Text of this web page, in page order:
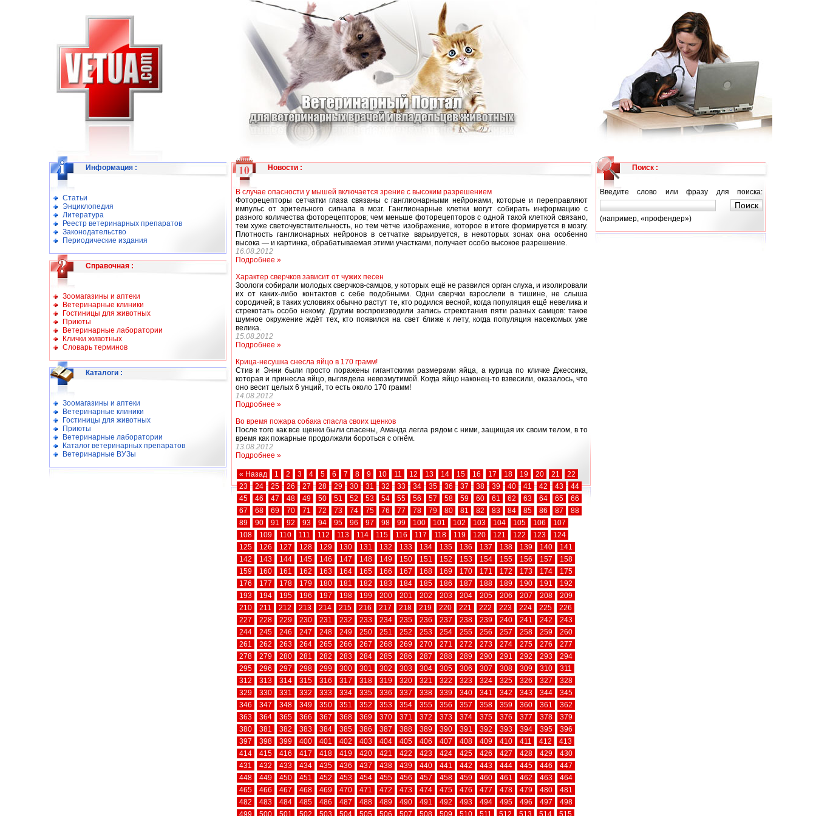
Информация :
Статьи
Энциклопедия
Литература
Реестр ветеринарных препаратов
Законодательство
Периодические издания
Справочная :
Зоомагазины и аптеки
Ветеринарные клиники
Гостиницы для животных
Приюты
Ветеринарные лаборатории
Клички животных
Словарь терминов
Каталоги :
Зоомагазины и аптеки
Ветеринарные клиники
Гостиницы для животных
Приюты
Ветеринарные лаборатории
Каталог ветеринарных препаратов
Ветеринарные ВУЗы
Новости :
В случае опасности у мышей включается зрение с высоким разрешением
Фоторецепторы сетчатки глаза связаны с ганглионарными нейронами, которые и переправляют
импульс от зрительного сигнала в мозг. Ганглионарные клетки могут собирать информацию с
разного количества фоторецепторов; чем меньше фоторецепторов с одной такой клеткой связано,
тем хуже светочувствительность, но тем чётче изображение, которое в итоге формируется в мозгу.
Плотность ганглионарных нейронов в сетчатке варьируется, в некоторых зонах она особенно
высока — и картинка, обрабатываемая этими участками, получает особо высокое разрешение.
16.08.2012
Подробнее »
Характер сверчков зависит от чужих песен
Зоологи собирали молодых сверчков-самцов, у которых ещё не развился орган слуха, и изолировали
их от каких-либо контактов с себе подобными. Одни сверчки взрослели в тишине, не слыша
сородичей; в таких условиях обычно растут те, кто родился весной, когда популяция ещё невелика и
стрекотать особо некому. Другим воспроизводили запись стрекотания пяти разных самцов: такое
шумное окружение ждёт тех, кто появился на свет ближе к лету, когда популяция насекомых уже
велика.
15.08.2012
Подробнее »
Крица-несушка снесла яйцо в 170 грамм!
Стив и Энни были просто поражены гигантскими размерами яйца, а курица по кличке Джессика,
которая и принесла яйцо, выглядела невозмутимой. Когда яйцо наконец-то взвесили, оказалось, что
оно весит целых 6 унций, то есть около 170 грамм!
14.08.2012
Подробнее »
Во время пожара собака спасла своих щенков
После того как все щенки были спасены, Аманда легла рядом с ними, защищая их своим телом, в то
время как пожарные продолжали бороться с огнём.
13.08.2012
Подробнее »
« Назад 1 2 3 4 5 6 7 8 9 10 11 12 13 14 15 16 17 18 19 20 21
22
23
24 25 26 27 28 29 30 31 32 33 34 35 36 37 38 39 40 41 42 43
44
45
46 47 48 49 50 51 52 53 54 55 56 57 58 59 60 61 62 63 64 65
66
67
68 69 70 71 72 73 74 75 76 77 78 79 80 81 82 83 84 85 86 87
88
89
90 91 92 93 94 95 96 97 98 99 100 101 102 103 104 105 106
107
108
109 110 111 112 113 114 115 116 117 118 119 120 121 122 123
124
125
126 127 128 129 130 131 132 133 134 135 136 137 138 139 140
141
142
143 144 145 146 147 148 149 150 151 152 153 154 155 156 157
158
159
160 161 162 163 164 165 166 167 168 169 170 171 172 173 174
175
176
177 178 179 180 181 182 183 184 185 186 187 188 189 190 191
192
193
194 195 196 197 198 199 200 201 202 203 204 205 206 207 208
209
210
211 212 213 214 215 216 217 218 219 220 221 222 223 224 225
226
227
228 229 230 231 232 233 234 235 236 237 238 239 240 241 242
243
244
245 246 247 248 249 250 251 252 253 254 255 256 257 258 259
260
261
262 263 264 265 266 267 268 269 270 271 272 273 274 275 276
277
278
279 280 281 282 283 284 285 286 287 288 289 290 291 292 293
294
295
296 297 298 299 300 301 302 303 304 305 306 307 308 309 310
311
312
313 314 315 316 317 318 319 320 321 322 323 324 325 326 327
328
329
330 331 332 333 334 335 336 337 338 339 340 341 342 343 344
345
346
347 348 349 350 351 352 353 354 355 356 357 358 359 360 361
362
363
364 365 366 367 368 369 370 371 372 373 374 375 376 377 378
379
380
381 382 383 384 385 386 387 388 389 390 391 392 393 394 395
396
397
398 399 400 401 402 403 404 405 406 407 408 409 410 411 412
413
414
415 416 417 418 419 420 421 422 423 424 425 426 427 428 429
430
431
432 433 434 435 436 437 438 439 440 441 442 443 444 445 446
447
448
449 450 451 452 453 454 455 456 457 458 459 460 461 462 463
464
465
466 467 468 469 470 471 472 473 474 475 476 477 478 479 480
481
482
483 484 485 486 487 488 489 490 491 492 493 494 495 496 497
498
499
500 501 502 503 504 505 506 507 508 509 510 511 512 513 514 515
Поиск :
Введите слово или фразу для поиска:
(например, «профендер»)